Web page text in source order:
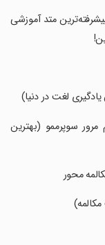
یک مسیر جذاب ۷ ترمی، با پیشرفته‌ترین متد آموزشی
لغت در دنیا)
سوپرممو (بهترین
محور